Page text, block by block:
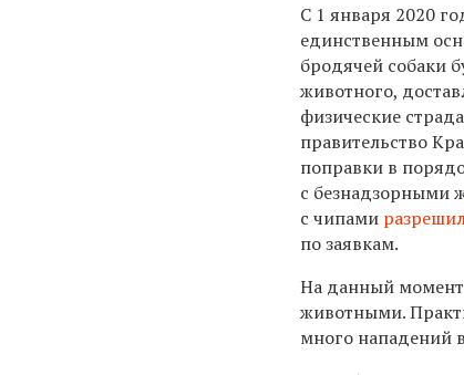
С 1 января 2020
единственным
бродячей собаки
животного,
физические
правительство
поправки в
с безнадзорными
с чипами
по заявкам.
На данный момент
животными.
много нападений